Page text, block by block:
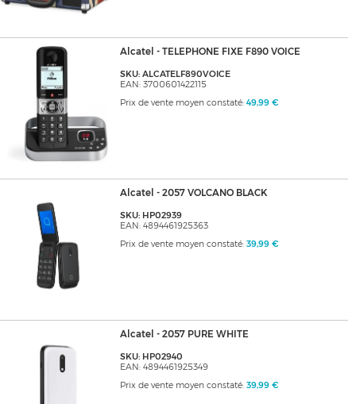
Alcatel - TELEPHONE FIXE F890 VOICE
SKU: ALCATELF890VOICE
EAN: 3700601422115
Prix de vente moyen constaté: 49,99 €
Alcatel - 2057 VOLCANO BLACK
SKU: HP02939
EAN: 4894461925363
Prix de vente moyen constaté: 39,99 €
Alcatel - 2057 PURE WHITE
SKU: HP02940
EAN: 4894461925349
Prix de vente moyen constaté: 39,99 €